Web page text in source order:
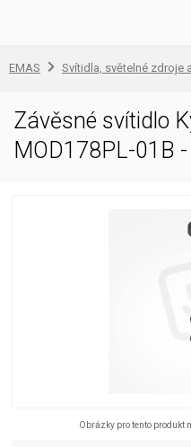
EMAS Svítidla, světelné zdroje
Závěsné svítidlo
MOD178PL-01B -
Obrázky pro tento produkt